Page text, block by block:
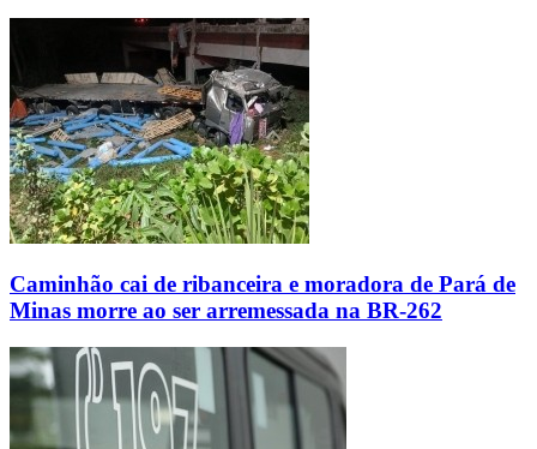
Caminhão cai de ribanceira e moradora de Pará de
Minas morre ao ser arremessada na BR-262